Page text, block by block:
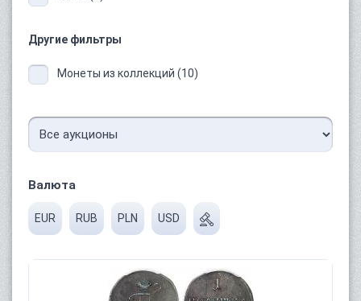
Другие фильтры
Монеты из коллекций (10)
Валюта
EUR RUB PLN USD